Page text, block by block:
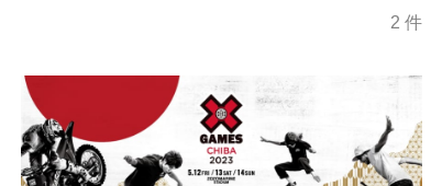
2 件